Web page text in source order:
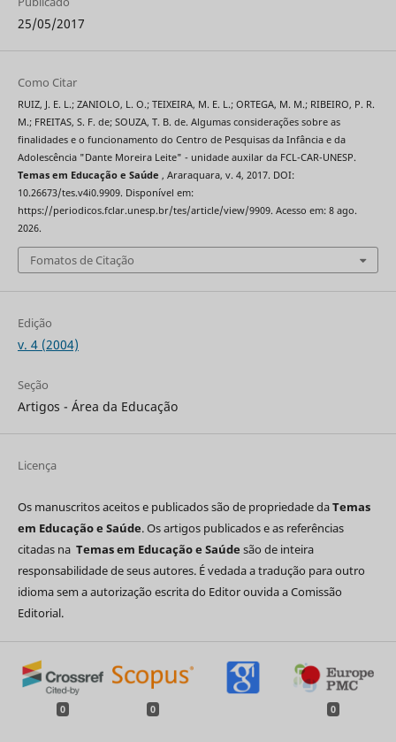
25/05/2017
Como Citar
RUIZ, J. E. L.; ZANIOLO, L. O.; TEIXEIRA, M. E. L.; ORTEGA, M. M.; RIBEIRO, P. R.
M.; FREITAS, S. F. de; SOUZA, T. B. de. Algumas considerações sobre as
finalidades e o funcionamento do Centro de Pesquisas da Infância e da
Adolescência "Dante Moreira Leite" - unidade auxilar da FCL-CAR-UNESP.
Temas em Educação e Saúde , Araraquara, v. 4, 2017. DOI:
10.26673/tes.v4i0.9909. Disponível em:
https://periodicos.fclar.unesp.br/tes/article/view/9909. Acesso em: 8 ago.
2026.
Fomatos de Citação
Edição
v. 4 (2004)
Seção
Artigos - Área da Educação
Licença
Os manuscritos aceitos e publicados são de propriedade daTemas
em Educação e Saúde. Os artigos publicados e as referências
citadas na Temas em Educação e Saúde são de inteira
responsabilidade de seus autores. É vedada a tradução para outro
idioma sem a autorização escrita do Editor ouvida a Comissão
Editorial.
0 0 0